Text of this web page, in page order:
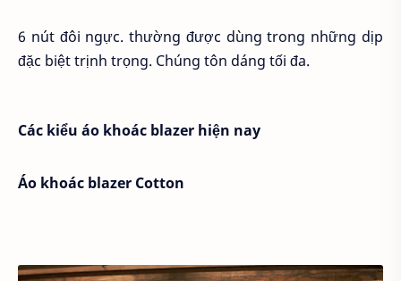
6 nút đôi ngực. thường được dùng trong những dịp
đặc biệt trịnh trọng. Chúng tôn dáng tối đa.
Các kiểu áo khoác blazer hiện nay
Áo khoác blazer Cotton